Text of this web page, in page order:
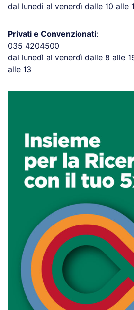
dal lunedì al venerdì dalle 10 alle
Privati e Convenzionati:
035 4204500
dal lunedì al venerdì dalle 8 alle
alle 13